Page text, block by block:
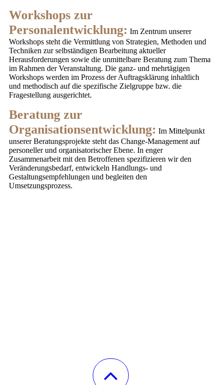
Workshops zur
Personalentwicklung: Im Zentrum unserer
Workshops steht die Vermittlung von Strategien, Methoden und
Techniken zur selbständigen Bearbeitung aktueller
Herausforderungen sowie die unmittelbare Beratung zum Thema
im Rahmen der Veranstaltung. Die ganz- und mehrtägigen
Workshops werden im Prozess der Auftragsklärung inhaltlich
und methodisch auf die spezifische Zielgruppe bzw. die
Fragestellung ausgerichtet.
Beratung zur
Organisationsentwicklung: Im Mittelpunkt
unserer Beratungsprojekte steht das Change-Management auf
personeller und organisatorischer Ebene. In enger
Zusammenarbeit mit den Betroffenen spezifizieren wir den
Veränderungsbedarf, entwickeln Handlungs- und
Gestaltungsempfehlungen und begleiten den
Umsetzungsprozess.